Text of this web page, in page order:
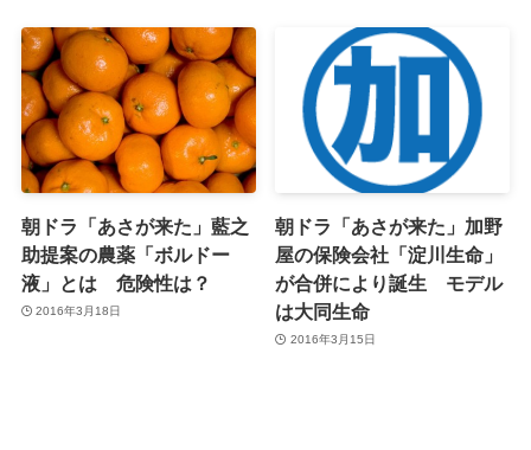
朝ドラ「あさが来た」藍之
助提案の農薬「ボルドー
液」とは 危険性は？
2016年3月18日
朝ドラ「あさが来た」加野
屋の保険会社「淀川生命」
が合併により誕生 モデル
は大同生命
2016年3月15日